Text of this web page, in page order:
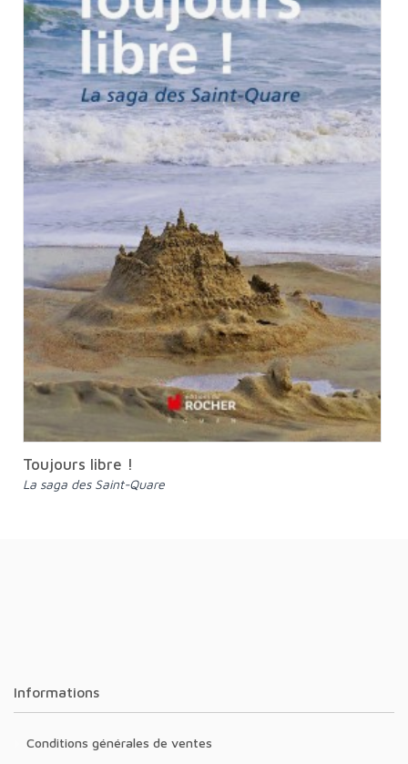
Toujours libre !
La saga des Saint-Quare
Informations
Conditions générales de ventes